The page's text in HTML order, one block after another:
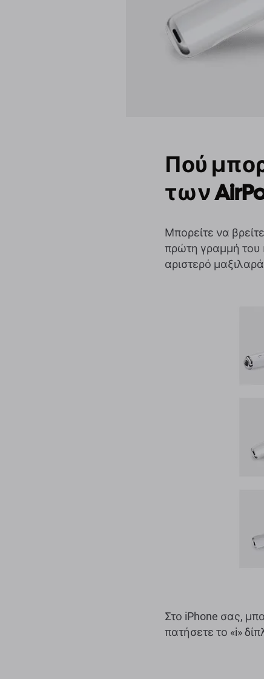
Πού
των
Μπορείτε να
πρώτη γραμμή του
αριστερό
Στο iPhone σας,
πατήσετε το «i»